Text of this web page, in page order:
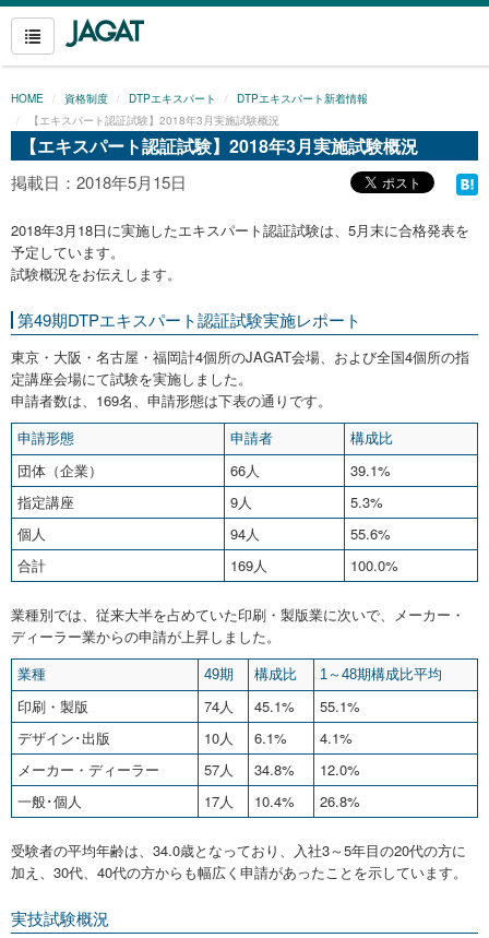
HOME 資格制度 DTPエキスパート
DTPエキスパート新着情報
【エキスパート認証試験】2018年3月実施試験概況
【エキスパート認証試験】2018年3月実施試験概況
掲載日：2018年5月15日
2018年3月18日に実施したエキスパート認証試験は、5月末に合格発表を
予定しています。
試験概況をお伝えします。
第49期DTPエキスパート認証試験実施レポート
東京・大阪・名古屋・福岡計4個所のJAGAT会場、および全国4個所の指
定講座会場にて試験を実施しました。
申請者数は、169名、申請形態は下表の通りです。
申請形態 申請者 構成比
団体（企業） 66人
39.1%
指定講座
9人
5.3%
個人
94人
55.6%
合計
169人 100.0%
業種別では、従来大半を占めていた印刷・製版業に次いで、メーカー・
ディーラー業からの申請が上昇しました。
業種 49期 構成比 1～48期構成比平均
印刷・製版 74人 45.1%
55.1%
デザイン･出版
10人 6.1%
4.1%
メーカー・ディーラー
57人 34.8%
12.0%
一般･個人
17人 10.4% 26.8%
受験者の平均年齢は、34.0歳となっており、入社3～5年目の20代の方に
加え、30代、40代の方からも幅広く申請があったことを示しています。
実技試験概況